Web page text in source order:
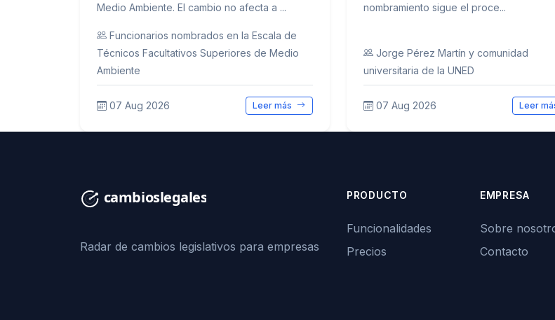
Medio Ambiente. El cambio no afecta a ...
Funcionarios nombrados en la Escala de
Técnicos Facultativos Superiores de Medio
Ambiente
07 Aug 2026 Leer más
nombramiento sigue el proce...
Jorge Pérez Martín y comunidad
universitaria de la UNED
07 Aug 2026 Leer
Radar de cambios legislativos para empresas
PRODUCTO
Funcionalidades
Precios
EMPRESA
Sobre
Contacto